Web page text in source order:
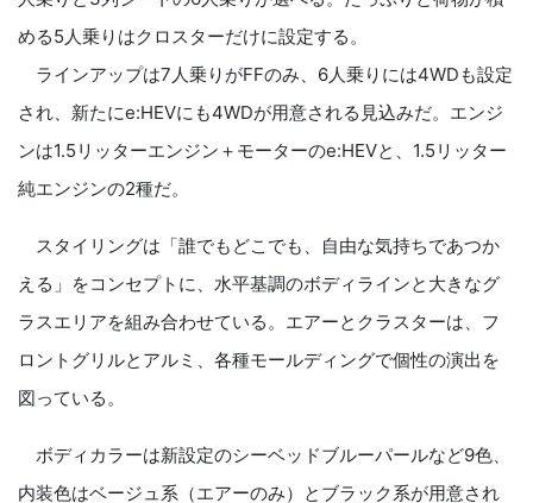
める5人乗りはクロスターだけに設定する。
ラインアップは7人乗りがFFのみ、6人乗りには4WDも設定
され、新たにe:HEVにも4WDが用意される見込みだ。エンジ
ンは1.5リッターエンジン＋モーターのe:HEVと、1.5リッター
純エンジンの2種だ。
スタイリングは「誰でもどこでも、自由な気持ちであつか
える」をコンセプトに、水平基調のボディラインと大きなグ
ラスエリアを組み合わせている。エアーとクラスターは、フ
ロントグリルとアルミ、各種モールディングで個性の演出を
図っている。
ボディカラーは新設定のシーベッドブルーパールなど9色、
内装色はベージュ系（エアーのみ）とブラック系が用意され